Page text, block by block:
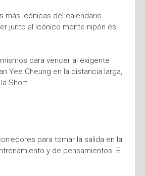
más icónicas del calendario
junto al icónico monte nipón es
para vencer al exigente
Yee Cheung en la distancia larga,
Short.
para tomar la salida en la
y de pensamientos. El